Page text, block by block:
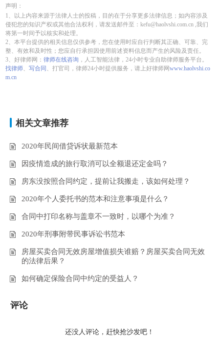
声明：
1、以上内容来源于法律人士的投稿，目的在于分享更多法律信息；如内容涉及
侵犯您的知识产权或其他合法权利，请发送邮件至：kefu@haolvshi.com.cn ,我们
将第一时间予以核实和处理。
2、本平台提供的相关信息仅供参考，您在使用时应自行判断其正确、可靠、完
整、有效和及时性；您应自行承担因使用前述资料信息而产生的风险及责任。
3、好律师网：律师在线咨询 ，人工智能法律，24小时专业自助律师服务平台。
找律师、写合同 、打官司，律师24小时提供服务，请上好律师网www.haolvshi.co
m.cn
相关文章推荐
2020年民间借贷诉状最新范本
因疫情造成的旅行取消可以全额退还定金吗？
房东没按照合同约定，提前让我搬走，该如何处理？
2020年个人委托书的范本和注意事项是什么？
合同中打印名称与盖章不一致时，以哪个为准？
2020年刑事附带民事诉讼书范本
房屋买卖合同无效房屋增值损失谁赔？房屋买卖合同无效
的法律后果？
如何确定保险合同中约定的受益人？
评论
还没人评论，赶快抢沙发吧！